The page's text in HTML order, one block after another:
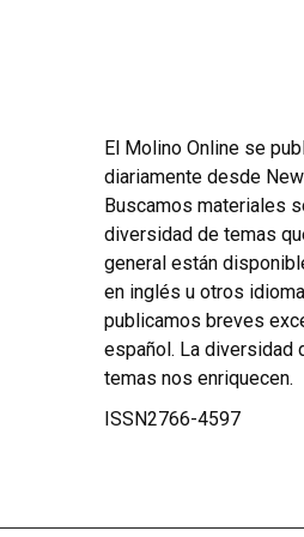
El Molino Online se
diariamente desde New
Buscamos materiales
diversidad de temas
general están
en inglés u otros
publicamos breves
español. La diversidad
temas nos enriquecen.
ISSN2766-4597